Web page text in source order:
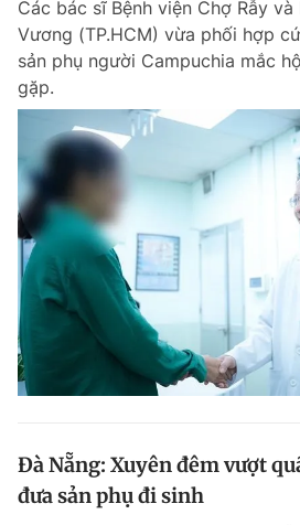
Các bác sĩ Bệnh viện Chợ Rẫy và
Vương (TP.HCM) vừa phối hợp
sản phụ người Campuchia mắc
gặp.
Đà Nẵng: Xuyên đêm vượt
đưa sản phụ đi sinh